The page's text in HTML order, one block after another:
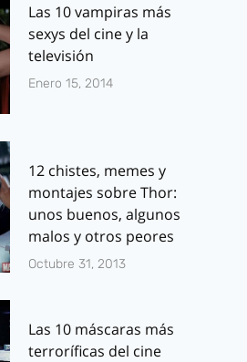
Las 10 vampiras más
sexys del cine y la
televisión
Enero 15, 2014
12 chistes, memes y
montajes sobre Thor:
unos buenos, algunos
malos y otros peores
Octubre 31, 2013
Las 10 máscaras más
terroríficas del cine